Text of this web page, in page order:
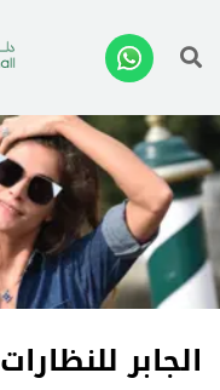
الجابر للنظارات